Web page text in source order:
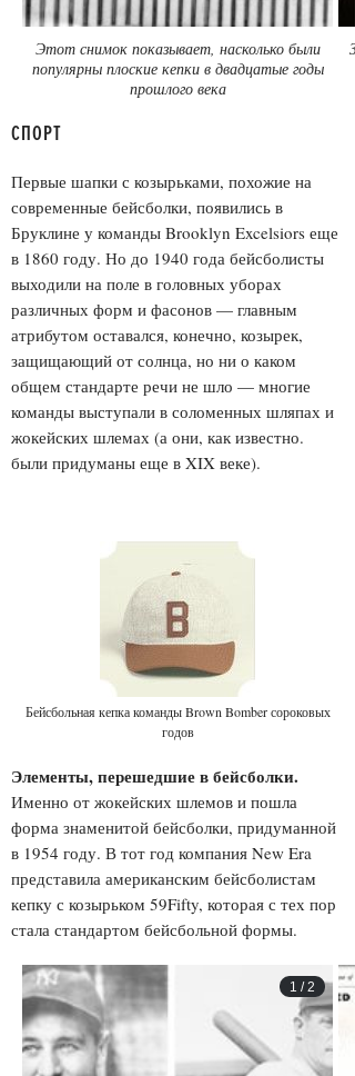
Этот снимок показывает, насколько были
популярны плоские кепки в двадцатые годы
прошлого века
СПОРТ
Первые шапки с козырьками, похожие на
современные бейсболки, появились в
Бруклине у команды Brooklyn Excelsiors еще
в 1860 году. Но до 1940 года бейсболисты
выходили на поле в головных уборах
различных форм и фасонов — главным
атрибутом оставался, конечно, козырек,
защищающий от солнца, но ни о каком
общем стандарте речи не шло — многие
команды выступали в соломенных шляпах и
жокейских шлемах (а они, как известно.
были придуманы еще в XIX веке).
Бейсбольная кепка команды Brown Bomber сороковых
годов
Элементы, перешедшие в бейсболки.
Именно от жокейских шлемов и пошла
форма знаменитой бейсболки, придуманной
в 1954 году. В тот год компания New Era
представила американским бейсболистам
кепку с козырьком 59Fifty, которая с тех пор
стала стандартом бейсбольной формы.
1 /2